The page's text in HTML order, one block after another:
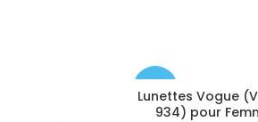
AJOUTER AU
Lunettes Vogue
934) pour